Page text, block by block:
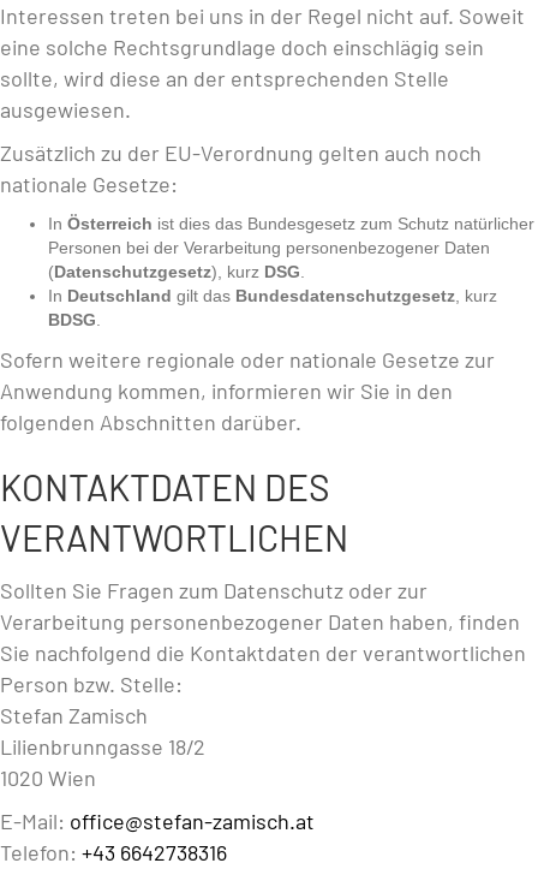
Interessen treten bei uns in der Regel nicht auf. Soweit
eine solche Rechtsgrundlage doch einschlägig sein
sollte, wird diese an der entsprechenden Stelle
ausgewiesen.
Zusätzlich zu der EU-Verordnung gelten auch noch
nationale Gesetze:
In Österreich ist dies das Bundesgesetz zum Schutz natürlicher
Personen bei der Verarbeitung personenbezogener Daten
(Datenschutzgesetz), kurz DSG
In Deutschland gilt das Bundesdatenschutzgesetz , kurz
BDSG
Sofern weitere regionale oder nationale Gesetze zur
Anwendung kommen, informieren wir Sie in den
folgenden Abschnitten darüber.
KONTAKTDATEN DES
VERANTWORTLICHEN
Sollten Sie Fragen zum Datenschutz oder zur
Verarbeitung personenbezogener Daten haben, finden
Sie nachfolgend die Kontaktdaten der verantwortlichen
Person bzw. Stelle:
Stefan Zamisch
Lilienbrunngasse 18/2
1020 Wien
E-Mail: office@stefan-zamisch.at
Telefon: +43 6642738316